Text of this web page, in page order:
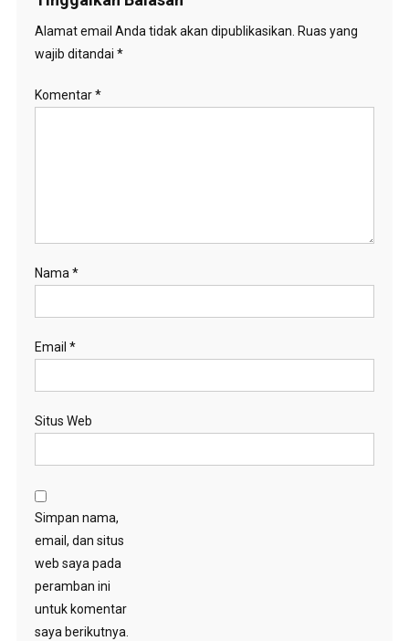
Alamat email Anda tidak akan dipublikasikan. Ruas yang
wajib ditandai *
Komentar*
Nama *
Email *
Situs Web
Simpan nama,
email, dan situs
web saya pada
peramban ini
untuk komentar
saya berikutnya.